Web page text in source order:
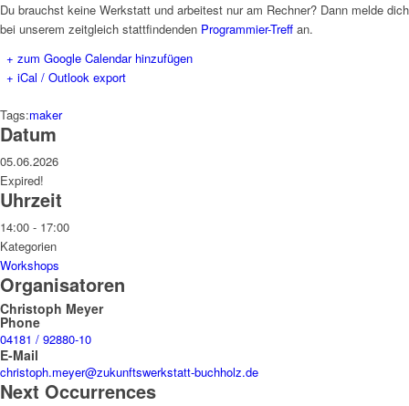
Du brauchst keine Werkstatt und arbeitest nur am Rechner? Dann melde dich
bei unserem zeitgleich stattfindenden Programmier-Treff an.
+ zum Google Calendar hinzufügen
+ iCal / Outlook export
Tags:maker
Datum
05.06.2026
Expired!
Uhrzeit
14:00 - 17:00
Kategorien
Workshops
Organisatoren
Christoph Meyer
Phone
04181 / 92880-10
E-Mail
christoph.meyer@zukunftswerkstatt-buchholz.de
Next Occurrences